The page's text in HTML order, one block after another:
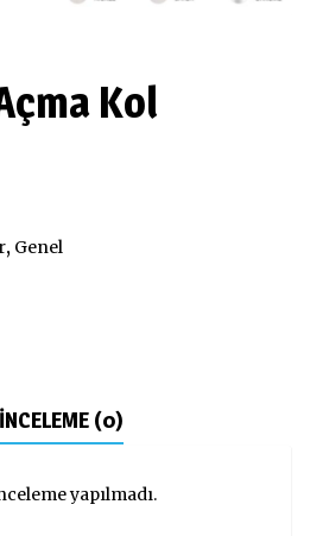
Kol
, Genel
İNCELEME (0)
yapılmadı.